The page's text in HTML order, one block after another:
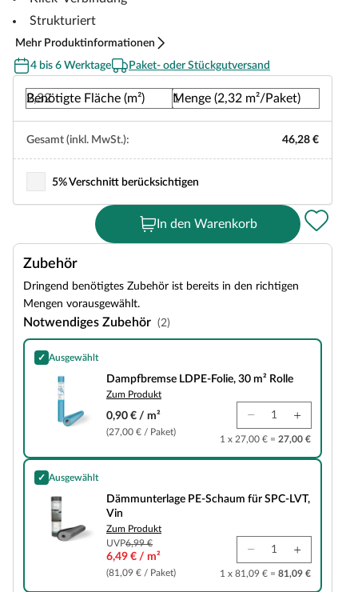
Strukturiert
Mehr Produktinformationen
4 bis 6 Werktage
Paket- oder Stückgutversand
Benötigte Fläche (m²) Menge (2,32 m²/Paket)
Gesamt (inkl. MwSt.): 46,28 €
5% Verschnitt berücksichtigen
In den Warenkorb
Zubehör
Dringend benötigtes Zubehör ist bereits in den richtigen
Mengen vorausgewählt.
Notwendiges Zubehör (2)
✓ Ausgewählt
Dampfbremse LDPE-Folie, 30 m² Rolle
Dampfbremse LDPE-Folie, 30 m² Rolle
Zum Produkt
0,90 € / m²
(27,00 € / Paket)
1 x 27,00 € = 27,00 €
✓ Ausgewählt
Dämmunterlage PE-Schaum für SPC-LVT, Vin
Dämmunterlage PE-Schaum für SPC-LVT,
Vin
Zum Produkt
UVP6,99 €
6,49 € / m²
(81,09 € / Paket) 1 x 81,09 € = 81,09 €